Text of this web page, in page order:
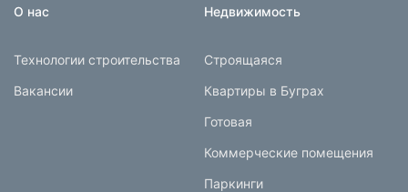
О нас
Технологии строительства
Вакансии
Недвижимость
Строящаяся
Квартиры в Буграх
Готовая
Коммерческие помещения
Паркинги